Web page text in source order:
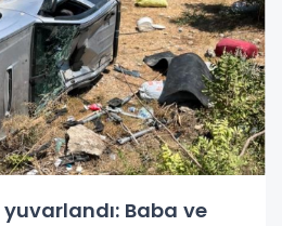
Baba ve